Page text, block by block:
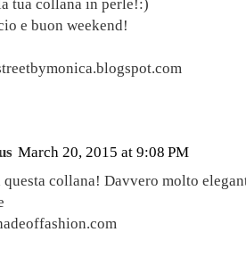
tua collana in perle!:)
e buon weekend!
March 20, 2015 at 9:08 PM
collana! Davvero molto